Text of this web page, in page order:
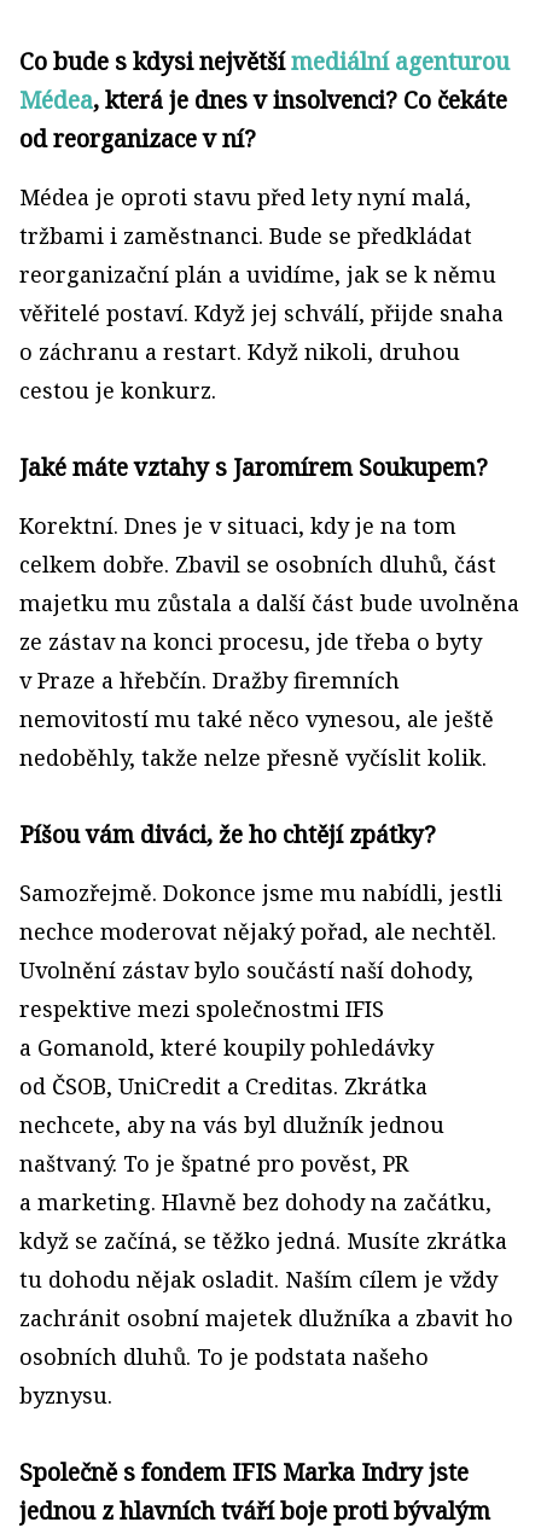
Co bude s kdysi největšímediální agenturou
Médea, která je dnes v insolvenci? Co čekáte
od reorganizace v ní?
Médea je oproti stavu před lety nyní malá,
tržbami i zaměstnanci. Bude se předkládat
reorganizační plán a uvidíme, jak se k němu
věřitelé postaví. Když jej schválí, přijde snaha
o záchranu a restart. Když nikoli, druhou
cestou je konkurz.
Jaké máte vztahy s Jaromírem Soukupem?
Korektní. Dnes je v situaci, kdy je na tom
celkem dobře. Zbavil se osobních dluhů, část
majetku mu zůstala a další část bude uvolněna
ze zástav na konci procesu, jde třeba o byty
v Praze a hřebčín. Dražby firemních
nemovitostí mu také něco vynesou, ale ještě
nedoběhly, takže nelze přesně vyčíslit kolik.
Píšou vám diváci, že ho chtějí zpátky?
Samozřejmě. Dokonce jsme mu nabídli, jestli
nechce moderovat nějaký pořad, ale nechtěl.
Uvolnění zástav bylo součástí naší dohody,
respektive mezi společnostmi IFIS
a Gomanold, které koupily pohledávky
od ČSOB, UniCredit a Creditas. Zkrátka
nechcete, aby na vás byl dlužník jednou
naštvaný. To je špatné pro pověst, PR
a marketing. Hlavně bez dohody na začátku,
když se začíná, se těžko jedná. Musíte zkrátka
tu dohodu nějak osladit. Naším cílem je vždy
zachránit osobní majetek dlužníka a zbavit ho
osobních dluhů. To je podstata našeho
byznysu.
Společně s fondem IFIS Marka Indry jste
jednou z hlavních tváří boje proti bývalým